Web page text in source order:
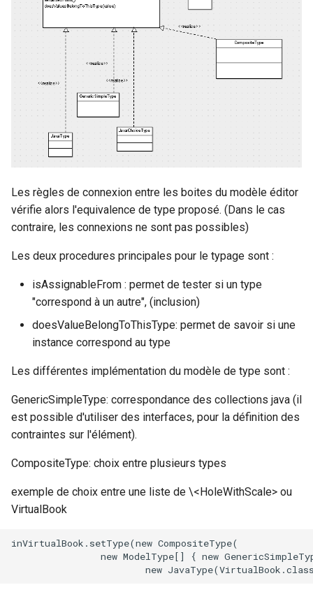
Les règles de connexion entre les boites du modèle éditor
vérifie alors l'equivalence de type proposé. (Dans le cas
contraire, les connexions ne sont pas possibles)
Les deux procedures principales pour le typage sont :
isAssignableFrom : permet de tester si un type
"correspond à un autre", (inclusion)
doesValueBelongToThisType: permet de savoir si une
instance correspond au type
Les différentes implémentation du modèle de type sont :
GenericSimpleType: correspondance des collections java (il
est possible d'utiliser des interfaces, pour la définition des
contraintes sur l'élément).
CompositeType: choix entre plusieurs types
exemple de choix entre une liste de \<HoleWithScale> ou
VirtualBook
inVirtualBook.setType(new CompositeType(
new ModelType[] { new